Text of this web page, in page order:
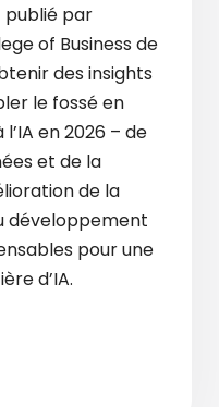
publié par
of Business de
des insights
le fossé en
en 2026 – de
et de la
de la
développement
pour une
d’IA.